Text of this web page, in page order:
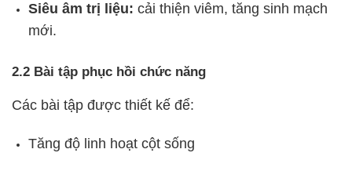
Siêu âm trị liệu: cải thiện viêm, tăng sinh mạch
mới.
2.2 Bài tập phục hồi chức năng
Các bài tập được thiết kế để:
Tăng độ linh hoạt cột sống